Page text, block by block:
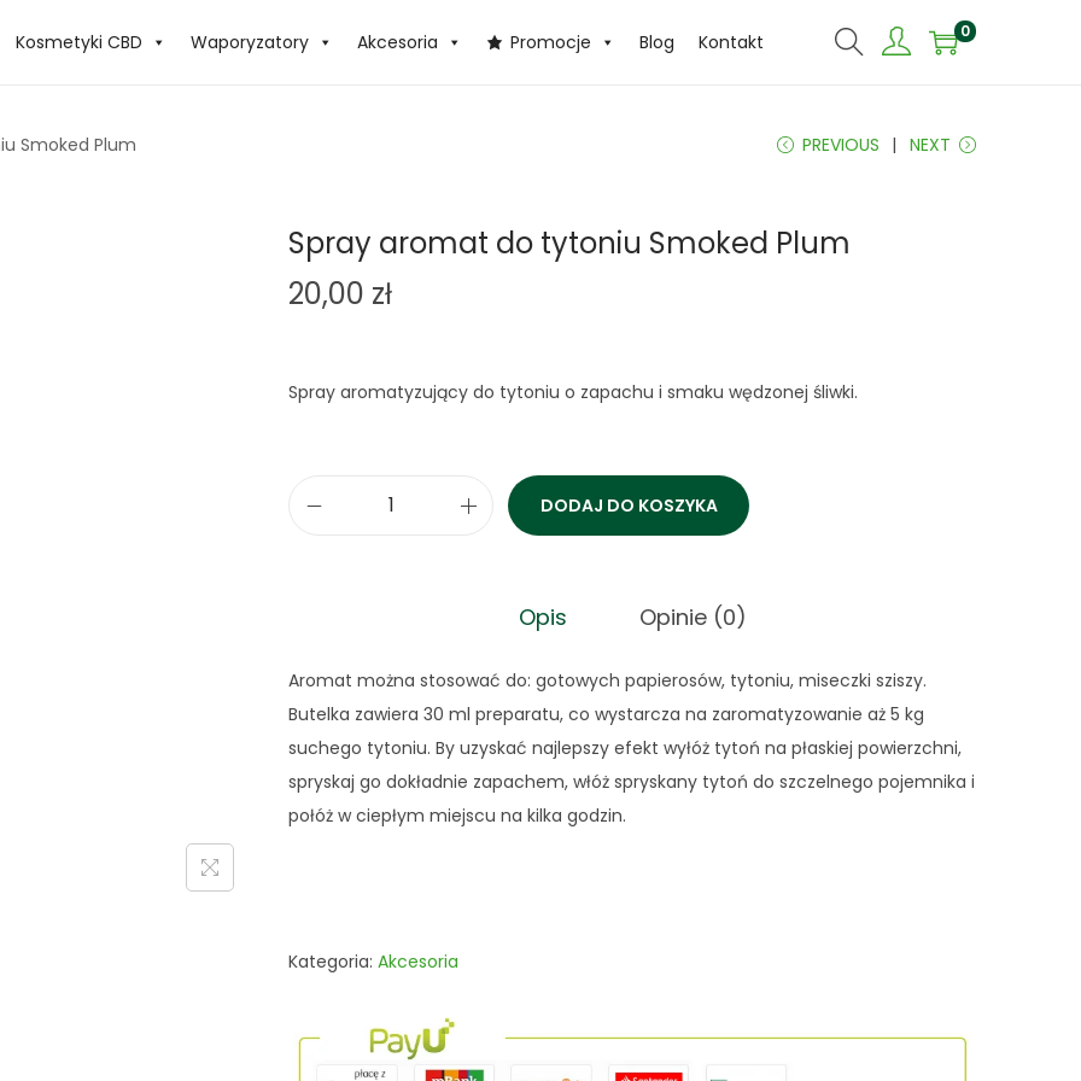
Kosmetyki CBD Waporyzatory Akcesoria Promocje Blog Kontakt 0
Smoked Plum PREVIOUS NEXT
Spray aromat do tytoniu Smoked Plum
20,00 zł
Spray aromatyzujący do tytoniu o zapachu i smaku wędzonej śliwki.
S
p
r
a
y
m
t
d
DODAJ DO KOSZYKA
Opis Opinie (0)
Aromat można stosować do: gotowych papierosów, tytoniu, miseczki sziszy.
Butelka zawiera 30 ml preparatu, co wystarcza na zaromatyzowanie aż 5 kg
suchego tytoniu. By uzyskać najlepszy efekt wyłóż tytoń na płaskiej powierzchni,
spryskaj go dokładnie zapachem, włóż spryskany tytoń do szczelnego pojemnika i
połóż w ciepłym miejscu na kilka godzin.
Kategoria: Akcesoria